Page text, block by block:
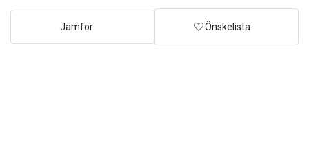
Jämför Önskelista